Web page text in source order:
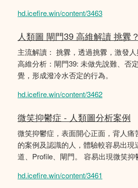
hd.icefire.win/content/3463
人類圖 閘門39 高維解讀 挑釁
主流解讀： 挑釁，透過挑釁，激發人
高維分析：閘門39: 未做先說難、否
覺，形成潑冷水否定的行為。
hd.icefire.win/content/3462
微笑抑鬱症 - 人類圖分析案例
微笑抑鬱症，表面開心正面，背人痛
的案例及認識的人，體驗較容易出現
道、Profile、閘門。 容易出現微笑抑
hd.icefire.win/content/3461